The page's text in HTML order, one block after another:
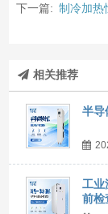
下一篇: 制冷加热
相关推荐
半导
工业
前检